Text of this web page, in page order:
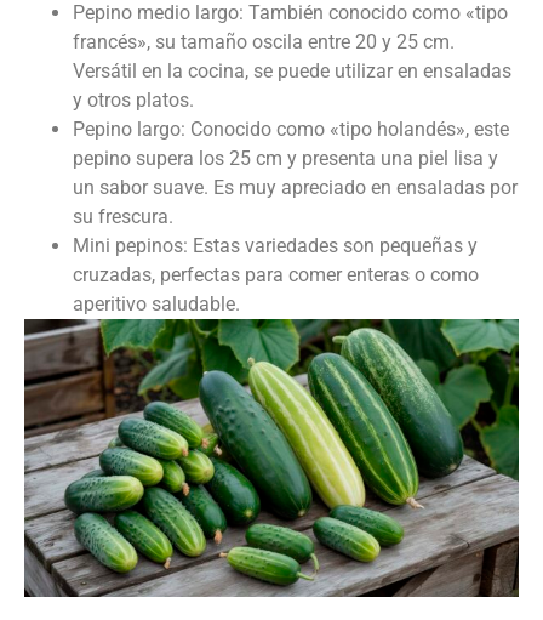
Pepino medio largo: También conocido como «tipo
francés», su tamaño oscila entre 20 y 25 cm.
Versátil en la cocina, se puede utilizar en ensaladas
y otros platos.
Pepino largo: Conocido como «tipo holandés», este
pepino supera los 25 cm y presenta una piel lisa y
un sabor suave. Es muy apreciado en ensaladas por
su frescura.
Mini pepinos: Estas variedades son pequeñas y
cruzadas, perfectas para comer enteras o como
aperitivo saludable.